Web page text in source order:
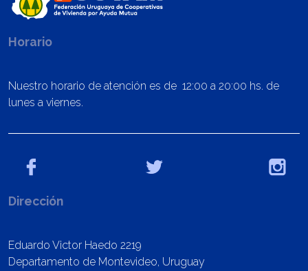
Horario
Nuestro horario de atención es de 12:00 a 20:00 hs. de
lunes a viernes.
Dirección
Eduardo Victor Haedo 2219
Departamento de Montevideo, Uruguay